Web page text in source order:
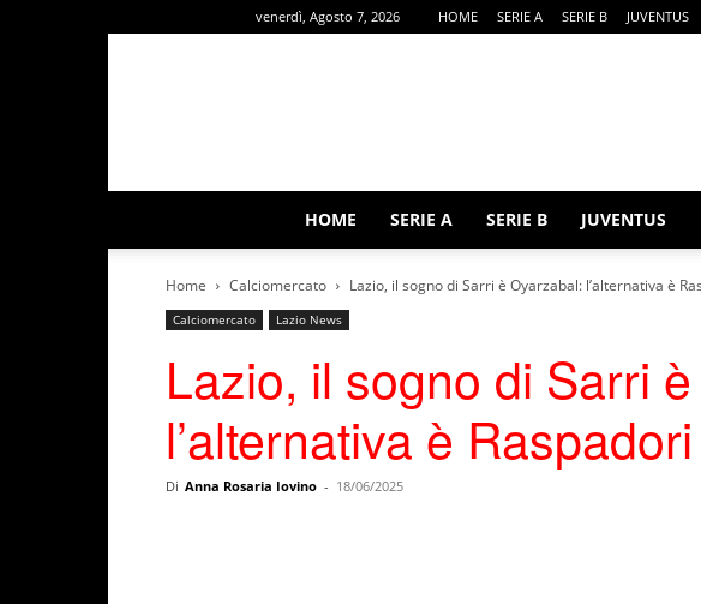
venerdì, Agosto 7, 2026 HOME SERIE A SERIE B JUVENTUS
HOME SERIE A SERIE B JUVENTUS
Home Calciomercato Lazio, il sogno di Sarri è Oyarzabal: l’alternativa è
Calciomercato Lazio News
Lazio, il sogno di Sarri
l’alternativa è Raspadori
Di Anna Rosaria Iovino - 18/06/2025